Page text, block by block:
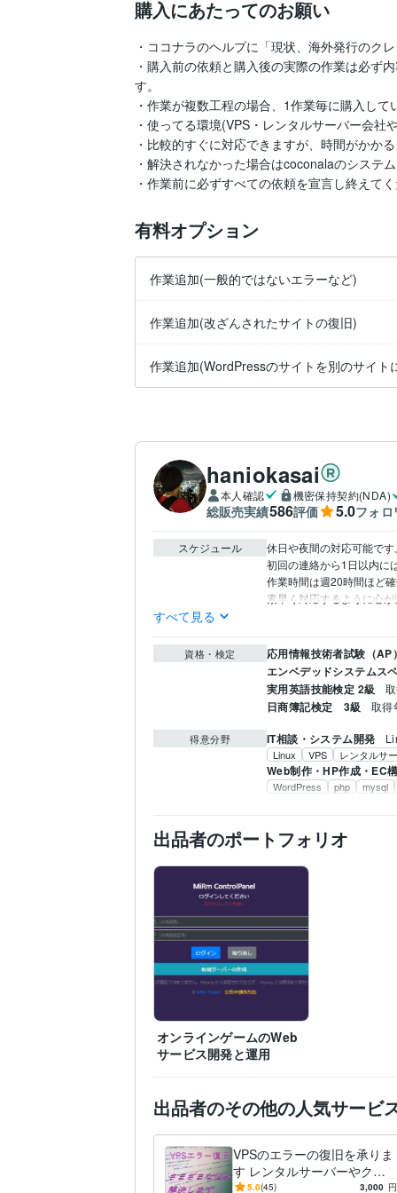
購入にあたってのお願い
・ココナラのヘルプに「現状、海外発行のク
・購入前の依頼と購入後の実際の作業は必ず
す。
・作業が複数工程の場合、1作業毎に購入し
・使ってる環境(VPS・レンタルサーバー会社
・比較的すぐに対応できますが、時間がかか
・解決されなかった場合はcoconalaのシステ
・作業前に必ずすべての依頼を宣言し終えて
有料オプション
作業追加(一般的ではないエラーなど)
作業追加(改ざんされたサイトの復旧)
作業追加(WordPressのサイトを別のサイト
haniokasai
本人確認 機密保持契約(NDA)
総販売実績586評価 5.0フォロ
スケジュール
休日や夜間の対応可能で
初回の連絡から1日以内に
作業時間は週20時間ほど
素早く対応するように心
すべて見る
資格・検定
応用情報技術者試験（AP
エンベデッドシステムス
実用英語技能検定 2級
日商簿記検定 3級 取得
得意分野 IT相談・システム開発
Linux VPS レンタルサ
Web制作・HP作成・EC
WordPress php mysql
出品者のポートフォリオ
オンラインゲームのWeb
サービス開発と運用
出品者のその他の人気サービ
VPSのエラーの復旧を承りま
す レンタルサーバーやクラ
ウドも、どんなエラーでも解
5.0(45) 3,000 円